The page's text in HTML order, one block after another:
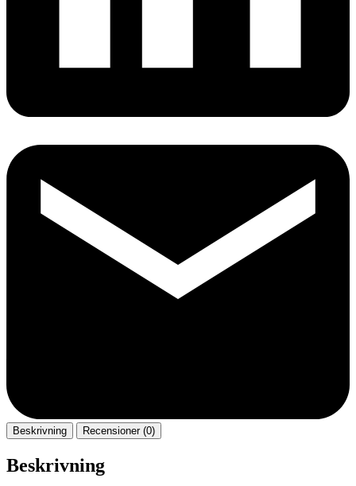
Beskrivning Recensioner (0)
Beskrivning